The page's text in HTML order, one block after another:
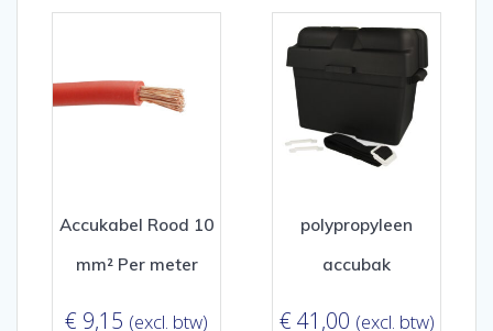
Accukabel Rood 10
mm² Per meter
€ 9,15 (excl. btw)
polypropyleen
accubak
€ 41,00 (excl. btw)